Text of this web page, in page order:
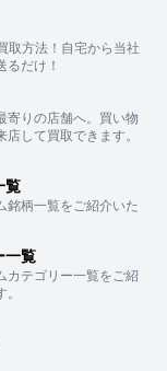
取方法！自宅から当社
るだけ！
寄りの店舗へ。買い物
店して買取できます。
覧
銘柄一覧をご紹介いた
一覧
カテゴリー一覧をご紹